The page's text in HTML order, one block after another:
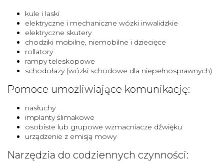
kule i laski
elektryczne i mechaniczne wózki inwalidzkie
elektryczne skutery
chodziki mobilne, niemobilne i dziecięce
rollatory
rampy teleskopowe
schodołazy (wózki schodowe dla niepełnosprawnych)
Pomoce umożliwiające komunikację:
nasłuchy
implanty ślimakowe
osobiste lub grupowe wzmacniacze dźwięku
urządzenie z emisją mowy
Narzędzia do codziennych czynności: